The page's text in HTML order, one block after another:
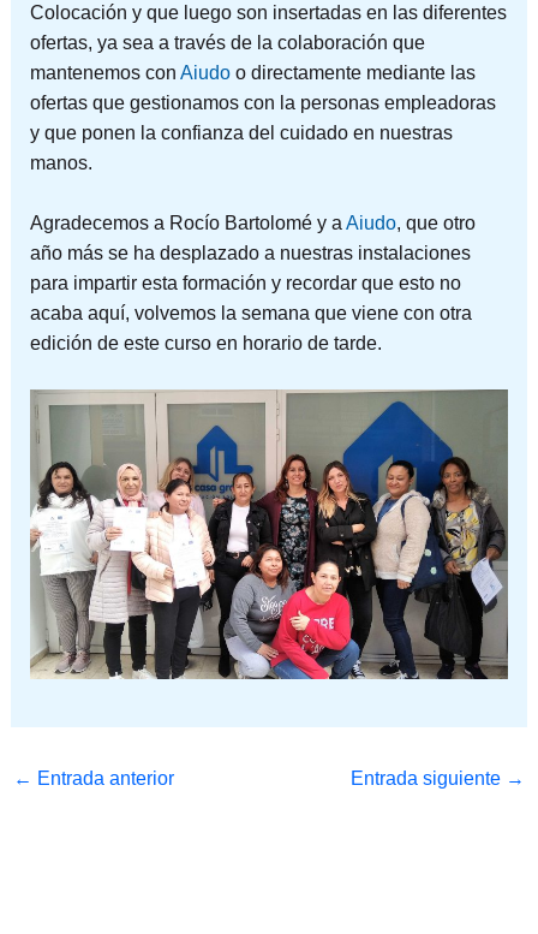
Colocación y que luego son insertadas en las diferentes
ofertas, ya sea a través de la colaboración que
mantenemos con Aiudoo directamente mediante las
ofertas que gestionamos con la personas empleadoras
y que ponen la confianza del cuidado en nuestras
manos.
Agradecemos a Rocío Bartolomé y a Aiudo, que otro
año más se ha desplazado a nuestras instalaciones
para impartir esta formación y recordar que esto no
acaba aquí, volvemos la semana que viene con otra
edición de este curso en horario de tarde.
← Entrada anterior Entrada siguiente →